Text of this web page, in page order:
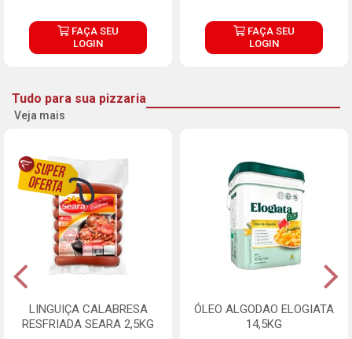
FAÇA SEU
LOGIN
FAÇA SEU
LOGIN
Tudo para sua pizzaria
Veja mais
LINGUIÇA CALABRESA
RESFRIADA SEARA 2,5KG
ÓLEO ALGODAO ELOGIATA
14,5KG